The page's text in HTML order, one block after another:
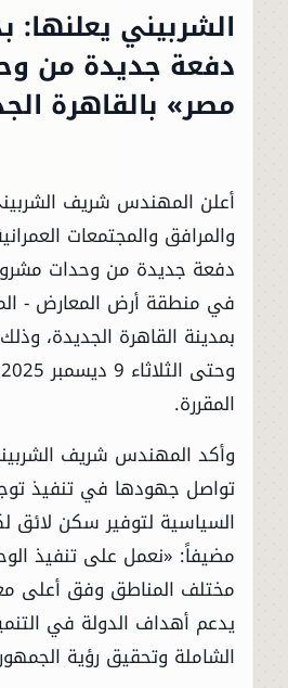
الشربيني يعلنها:
دفعة جديدة من
مصر» بالقاهرة
أعلن المهندس شريف
والمرافق والمجتمعات
دفعة جديدة من وحدات
في منطقة أرض المعارض -
بمدينة القاهرة الجديدة،
المقررة.
وأكد المهندس شريف
تواصل جهودها في تنفيذ
السياسية لتوفير سكن لائق
مضيفاً: «نعمل على تنفيذ
مختلف المناطق وفق أعلى
يدعم أهداف الدولة في
الشاملة وتحقيق رؤية